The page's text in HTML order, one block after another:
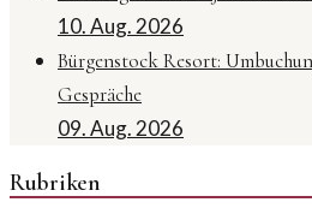
10. Aug. 2026
Bürgenstock Resort:
Gespräche
09. Aug. 2026
Rubriken